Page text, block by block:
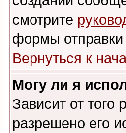
смотрите
формы
Вернуться к
Могу ли я
Зависит от
разрешено его